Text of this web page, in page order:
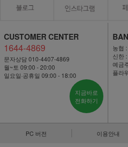
CUSTOMER CENTER
1644-4869
문자상담 010-4407-4869
월~토 09:00 - 20:00
일요일·공휴일 09:00 - 18:00
지금바로
전화하기
농협
신한
예금
플라
PC 버전 이용안내